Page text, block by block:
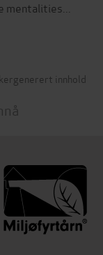
innhold